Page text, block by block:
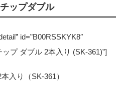
ップダブル
id=”B00RSSKYK8″
プ ダブル 2本入り (SK-361)”]
り（SK-361）